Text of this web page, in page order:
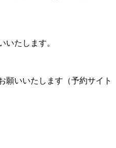
いたします。
願いいたします（予約サイト